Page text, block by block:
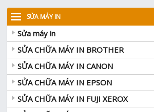
SỬA MÁY IN
Sửa máy in
SỬA CHỮA MÁY IN BROTHER
SỬA CHỮA MÁY IN CANON
SỬA CHỮA MÁY IN EPSON
SỬA CHỮA MÁY IN FUJI XEROX